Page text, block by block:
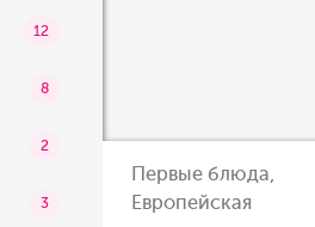
12
8
2
3
Первые блюда,
Европейская